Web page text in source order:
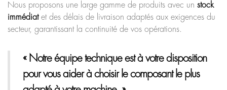
Nous proposons une large gamme de produits avec un stock
immédiatet des délais de livraison adaptés aux exigences du
secteur, garantissant la continuité de vos opérations.
« Notre équipe technique est à votre disposition
pour vous aider à choisir le composant le plus